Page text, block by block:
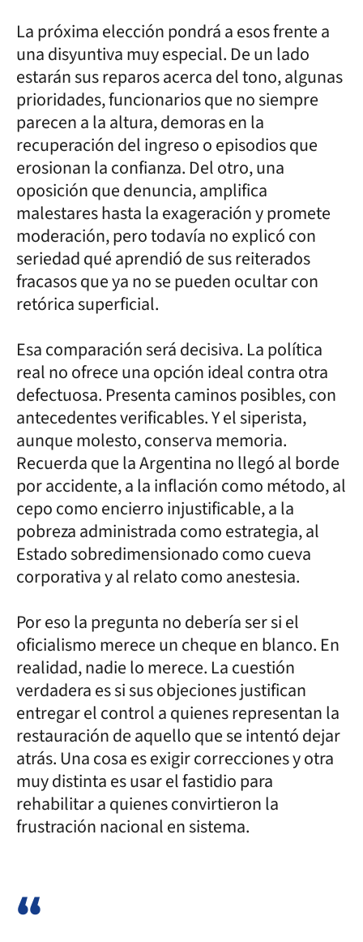
La próxima elección pondrá a esos frente a
una disyuntiva muy especial. De un lado
estarán sus reparos acerca del tono, algunas
prioridades, funcionarios que no siempre
parecen a la altura, demoras en la
recuperación del ingreso o episodios que
erosionan la confianza. Del otro, una
oposición que denuncia, amplifica
malestares hasta la exageración y promete
moderación, pero todavía no explicó con
seriedad qué aprendió de sus reiterados
fracasos que ya no se pueden ocultar con
retórica superficial.
Esa comparación será decisiva. La política
real no ofrece una opción ideal contra otra
defectuosa. Presenta caminos posibles, con
antecedentes verificables. Y el siperista,
aunque molesto, conserva memoria.
Recuerda que la Argentina no llegó al borde
por accidente, a la inflación como método, al
cepo como encierro injustificable, a la
pobreza administrada como estrategia, al
Estado sobredimensionado como cueva
corporativa y al relato como anestesia.
Por eso la pregunta no debería ser si el
oficialismo merece un cheque en blanco. En
realidad, nadie lo merece. La cuestión
verdadera es si sus objeciones justifican
entregar el control a quienes representan la
restauración de aquello que se intentó dejar
atrás. Una cosa es exigir correcciones y otra
muy distinta es usar el fastidio para
rehabilitar a quienes convirtieron la
frustración nacional en sistema.